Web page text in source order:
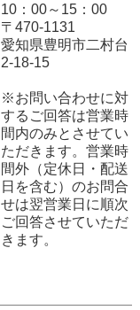
10：00～15：00
〒470-1131
愛知県豊明市二村台
2-18-15
※お問い合わせに対
するご回答は営業時
間内のみとさせてい
ただきます。営業時
間外（定休日・配送
日を含む）のお問合
せは翌営業日に順次
ご回答させていただ
きます。